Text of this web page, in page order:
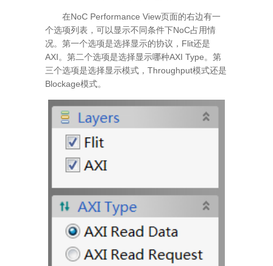
在NoC Performance View页面的右边有一
个选项列表，可以显示不同条件下NoC占用情
况。第一个选项是选择显示的协议，Flit还是
AXI。第二个选项是选择显示哪种AXI Type。第
三个选项是选择显示模式，Throughput模式还是
Blockage模式。